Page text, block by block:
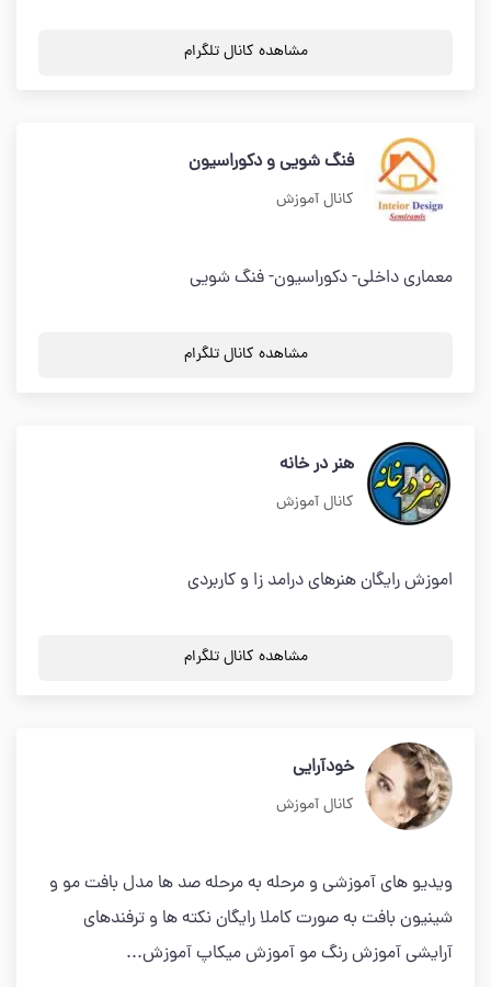
مشاهده کانال تلگرام
فنگ شویی و دکوراسیون
کانال آموزش
معماری داخلی- دکوراسیون- فنگ شویی
مشاهده کانال تلگرام
هنر در خانه
کانال آموزش
اموزش رایگان هنرهای درامد زا و کاربردی
مشاهده کانال تلگرام
خودآرایی
کانال آموزش
ویدیو های آموزشی و مرحله به مرحله صد ها مدل بافت مو و
شینیون بافت به صورت کاملا رایگان نکته ها و ترفندهای
آرایشی آموزش رنگ مو آموزش میکاپ آموزش...